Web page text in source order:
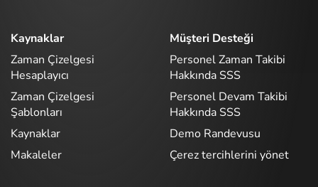
Kaynaklar
Zaman Çizelgesi
Hesaplayıcı
Zaman Çizelgesi
Şablonları
Kaynaklar
Makaleler
Müşteri Desteği
Personel Zaman Takibi
Hakkında SSS
Personel Devam Takibi
Hakkında SSS
Demo Randevusu
Çerez tercihlerini yönet